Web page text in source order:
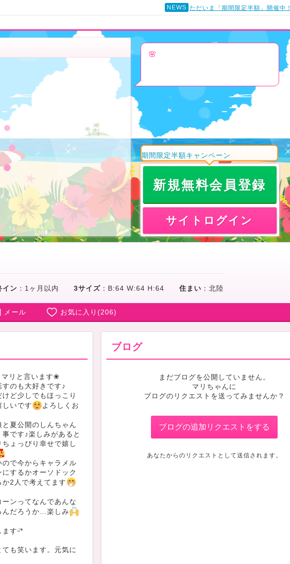
NEWS ただいま「期間限定半額」開催中！
🌸
期間限定半額キャンペーン
新規無料会員登録
サイトログイン
イン ： 1ヶ月以内 3サイズ： B:64 W:64 H:64 住まい ： 北陸
メール お気に入り(206)
リと言います❀
のも大好きです♪
ど少しでもほっこり
しいです
よろしくお
夏公開のしんちゃん
です♪楽しみがあると
ょっぴり幸せで嬉し
で今からキャラメル
するかオーソドック
か2人で考えてます
ンってなんであんな
んだろうか…楽しみ
すᵕ̈*
も笑います。元気に
ブログ
まだブログを公開していません。
マリちゃんに
ブログのリクエストを送ってみませんか？
ブログの追加リクエストをする
あなたからのリクエストとして送信されます。